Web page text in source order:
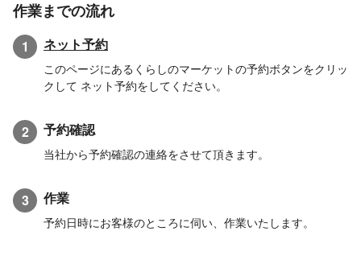
作業までの流れ
1 ネット予約
このページにあるくらしのマーケットの予約ボタンをクリッ
クして ネット予約をしてください。
2 予約確認
当社から予約確認の連絡をさせて頂きます。
3 作業
予約日時にお客様のところに伺い、作業いたします。